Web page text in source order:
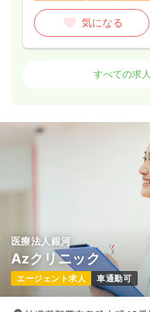
気になる
給与
月
すべての求
医療法人銀河
Azクリニック
エージェント求人 車通勤可